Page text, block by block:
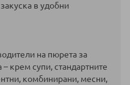
в удобни
на пюрета за
крем супи, стандартните
комбинирани, месни,